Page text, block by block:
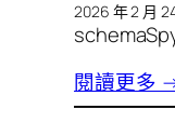
2026 年 2 月
閱讀更多